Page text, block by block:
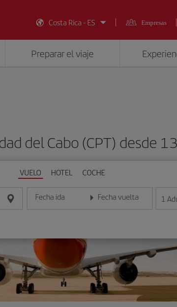
Costa Rica - ES
Empresas
Preparar el viaje
del Cabo (CPT) desde
VUELO HOTEL COCHE
Fecha ida
Introduce la fecha en formato día/mes/año
Fecha vuelta
Introduce la fecha en formato
1